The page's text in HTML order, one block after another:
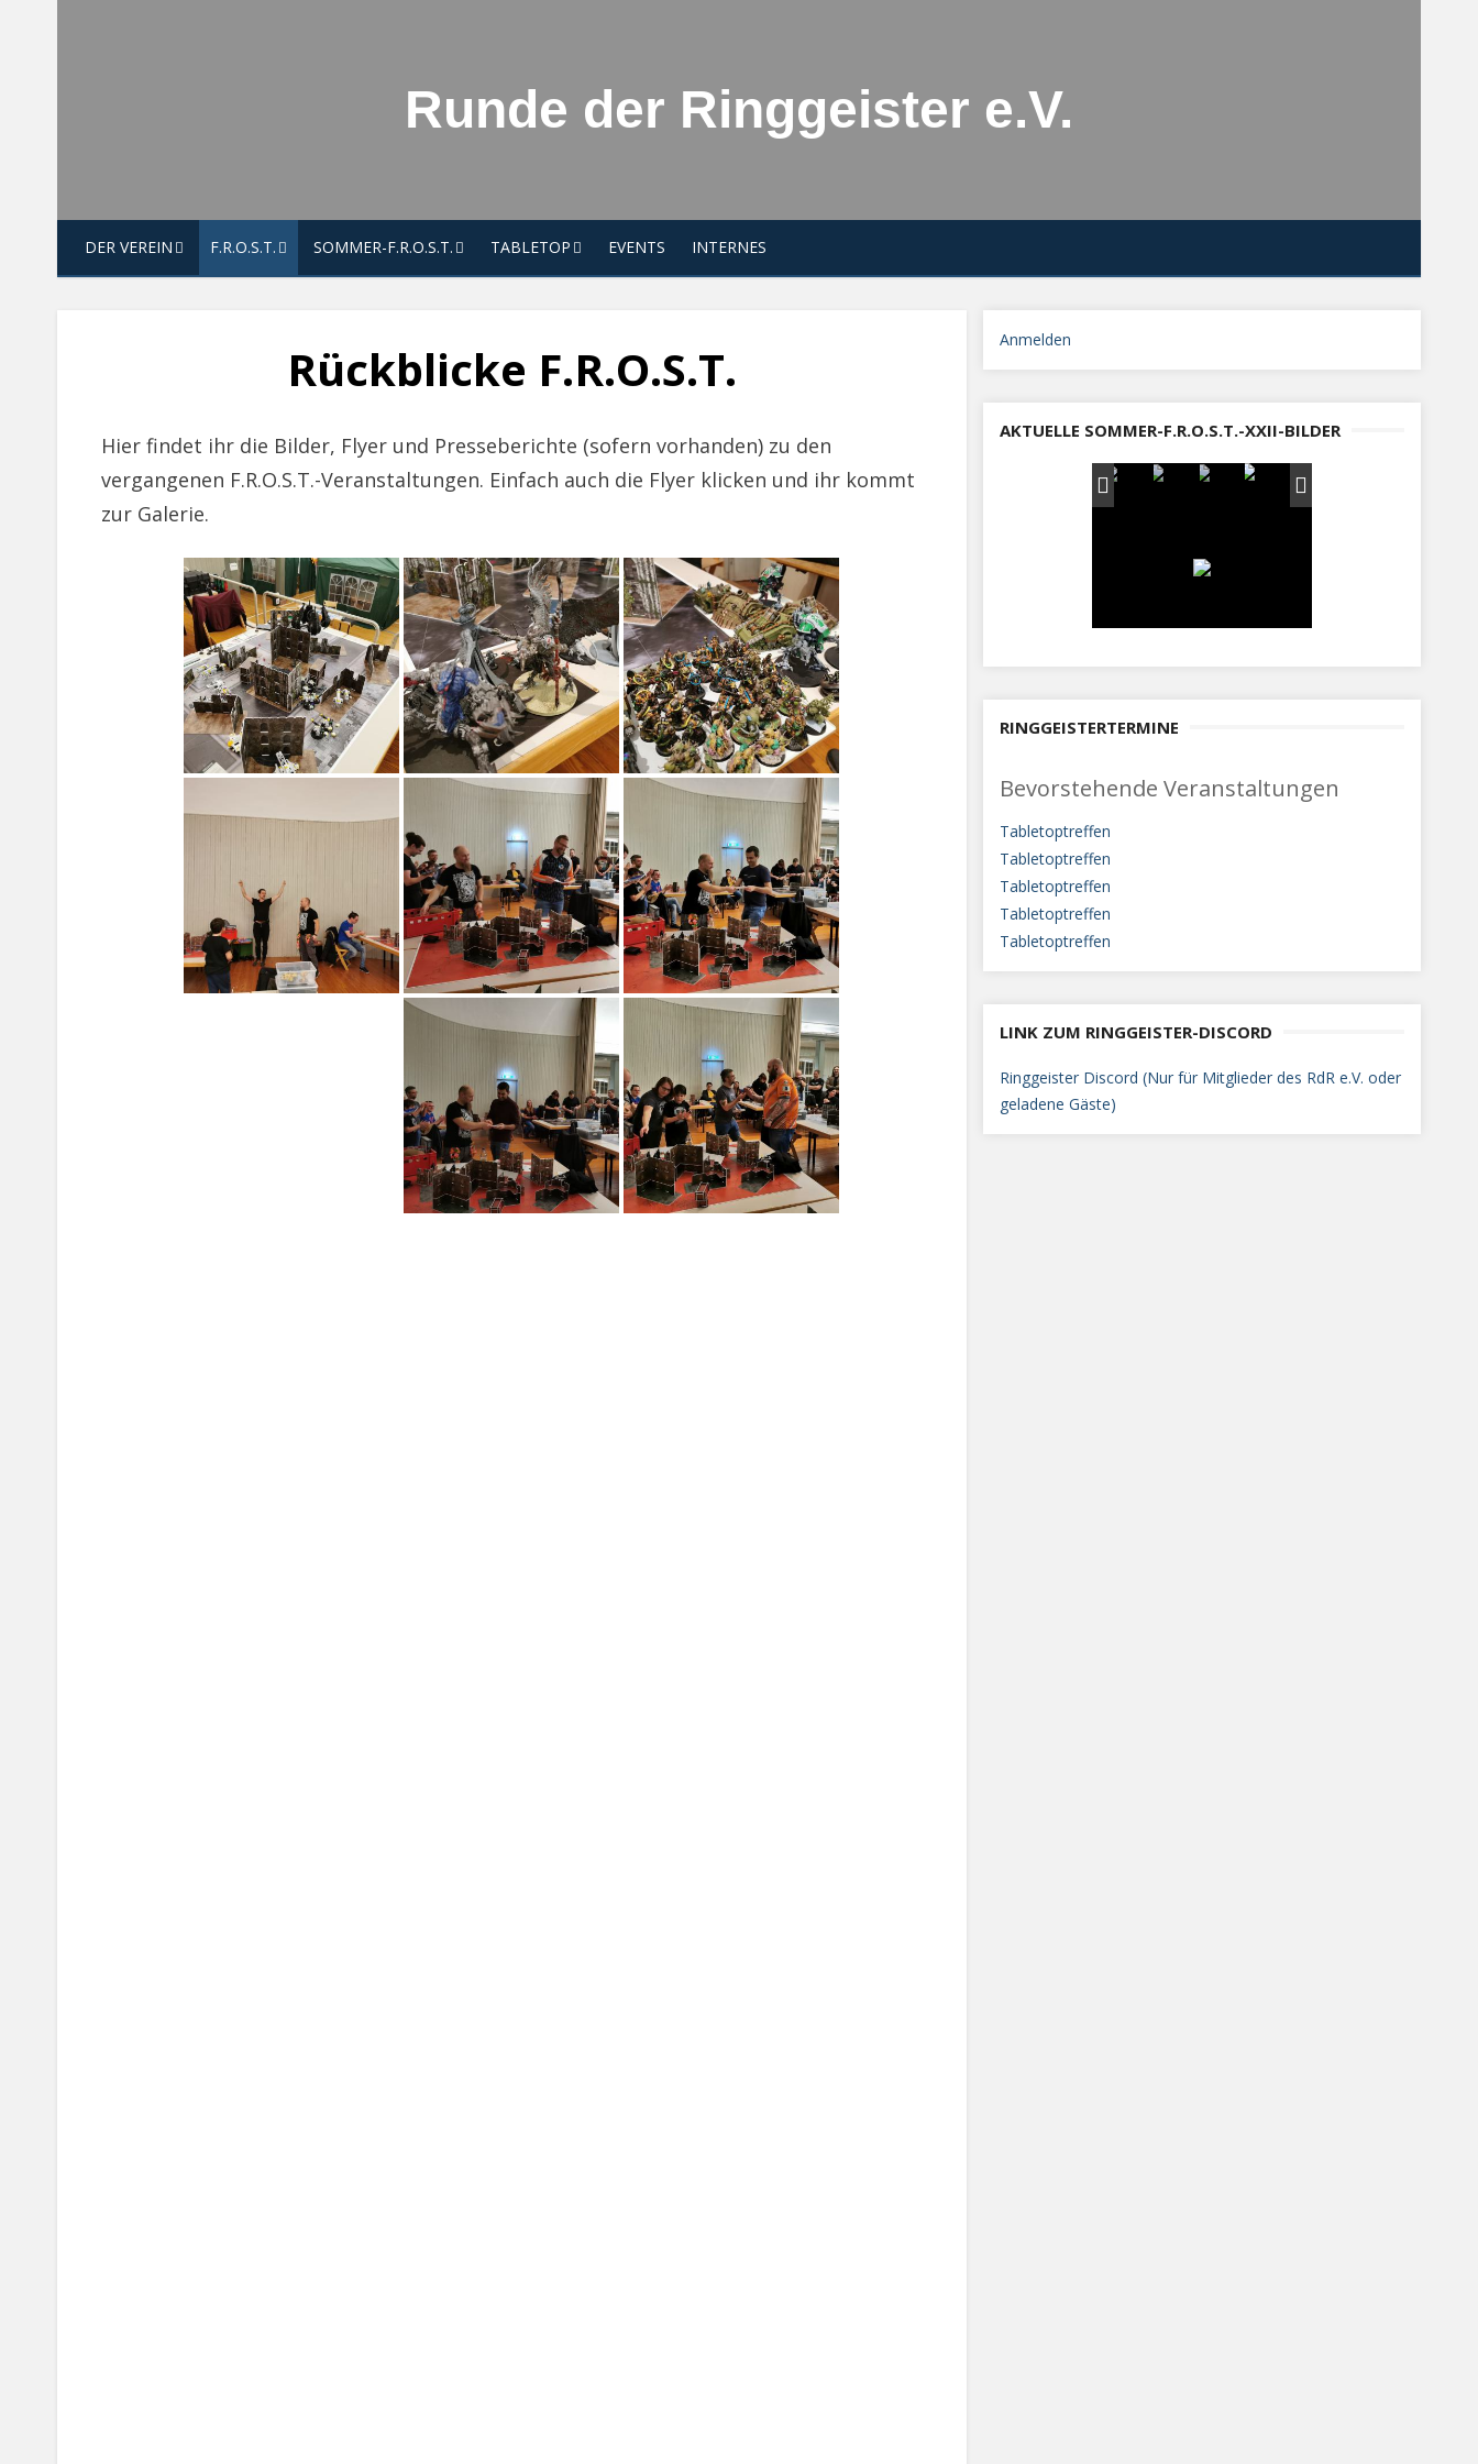
Runde der Ringgeister e.V.
DER VEREIN F.R.O.S.T. SOMMER-F.R.O.S.T. TABLETOP EVENTS INTERNES
Rückblicke F.R.O.S.T.
Hier findet ihr die Bilder, Flyer und Presseberichte (sofern vorhanden) zu den
vergangenen F.R.O.S.T.-Veranstaltungen. Einfach auch die Flyer klicken und ihr kommt
zur Galerie.
Anmelden
AKTUELLE SOMMER-F.R.O.S.T.-XXII-BILDER
RINGGEISTERTERMINE
Bevorstehende Veranstaltungen
Tabletoptreffen
Tabletoptreffen
Tabletoptreffen
Tabletoptreffen
Tabletoptreffen
LINK ZUM RINGGEISTER-DISCORD
Ringgeister Discord (Nur für Mitglieder des RdR e.V. oder
geladene Gäste)